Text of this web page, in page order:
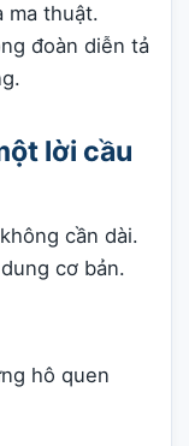
ma thuật.
đoàn diễn tả
lời cầu
cần dài.
cơ bản.
hô quen